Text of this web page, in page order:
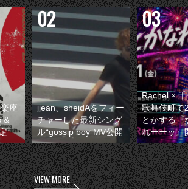
座
&
jjean、sheidAをフィー
チャーした最新シング
ル“gossip boy”MV公開
Rachel ×
歌舞伎町で
とかする『
れーーッ』
VIEW MORE